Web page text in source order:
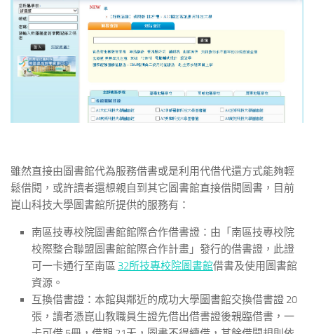
雖然直接由圖書館代為服務借書或是利用代借代還方式能夠輕
鬆借閱，或許讀者還想親自到其它圖書館直接借閱圖書，目前
崑山科技大學圖書館所提供的服務有：
南區技專校院圖書館館際合作借書證：由「南區技專校院
校際整合聯盟圖書館館際合作計畫」發行的借書證，此證
可一卡通行至南區 32所技專校院圖書館借書及使用圖書館
資源。
互換借書證：本館與鄰近的成功大學圖書館交換借書證 20
張，讀者憑崑山教職員生證先借出借書證後親臨借書，一